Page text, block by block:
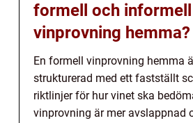
formell och informell
vinprovning hemma?
En formell vinprovning hemma
strukturerad med ett fastställt
riktlinjer för hur vinet ska
vinprovning är mer avslappnad